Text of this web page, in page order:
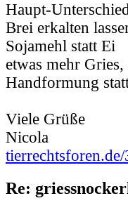
Haupt-
Brei erkalten
Sojamehl statt Ei
etwas mehr
Handformung
Viele Grüße
Nicola
Re: